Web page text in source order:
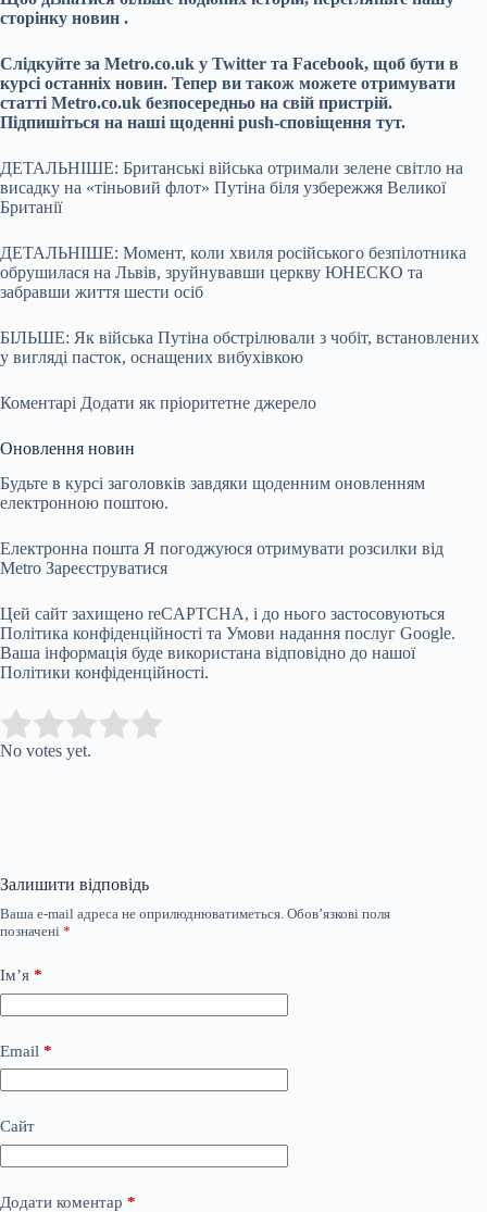
сторінку новин .
Слідкуйте за Metro.co.uk у Twitter та Facebook, щоб бути в
курсі останніх новин. Тепер ви також можете отримувати
статті Metro.co.uk безпосередньо на свій пристрій.
Підпишіться на наші щоденні push-сповіщення тут.
ДЕТАЛЬНІШЕ: Британські війська отримали зелене світло на
висадку на «тіньовий флот» Путіна біля узбережжя Великої
Британії
ДЕТАЛЬНІШЕ: Момент, коли хвиля російського безпілотника
обрушилася на Львів, зруйнувавши церкву ЮНЕСКО та
забравши життя шести осіб
БІЛЬШЕ: Як війська Путіна обстрілювали з чобіт, встановлених
у вигляді пасток, оснащених вибухівкою
Коментарі Додати як пріоритетне джерело
Оновлення новин
Будьте в курсі заголовків завдяки щоденним оновленням
електронною поштою.
Електронна пошта Я погоджуюся отримувати розсилки від
Metro Зареєструватися
Цей сайт захищено reCAPTCHA, і до нього застосовуються
Політика конфіденційності та Умови надання послуг Google.
Ваша інформація буде використана відповідно до нашої
Політики конфіденційності.
Rate this item:
No votes yet.
Залишити відповідь
Ваша e-mail адреса не оприлюднюватиметься. Обов’язкові поля
позначені *
Ім’я *
Email *
Сайт
Додати коментар *